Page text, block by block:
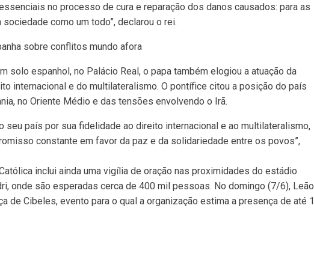
no processo de cura e reparação dos danos causados: para as
como um todo”, declarou o rei.
sobre conflitos mundo afora
solo espanhol, no Palácio Real, o papa também elogiou a atuação da
internacional e do multilateralismo. O pontífice citou a posição do país
no Oriente Médio e das tensões envolvendo o Irã.
seu país por sua fidelidade ao direito internacional e ao multilateralismo,
constante em favor da paz e da solidariedade entre os povos”,
inclui ainda uma vigília de oração nas proximidades do estádio
onde são esperadas cerca de 400 mil pessoas. No domingo (7/6), Leão
de Cibeles, evento para o qual a organização estima a presença de até 1